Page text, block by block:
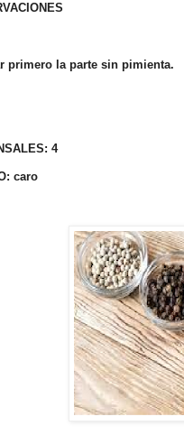
primero la parte sin pimienta.
4
caro